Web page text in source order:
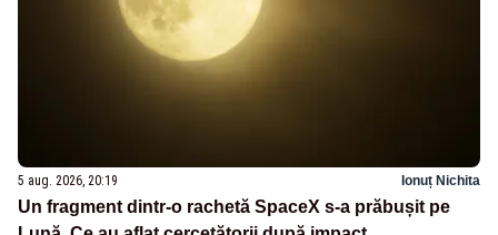
5 aug. 2026, 20:19 Ionuț Nichita
Un fragment dintr-o rachetă SpaceX s-a prăbușit pe